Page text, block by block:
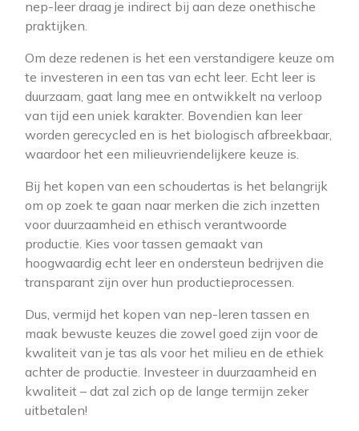
nep-leer draag je indirect bij aan deze onethische
praktijken.
Om deze redenen is het een verstandigere keuze om
te investeren in een tas van echt leer. Echt leer is
duurzaam, gaat lang mee en ontwikkelt na verloop
van tijd een uniek karakter. Bovendien kan leer
worden gerecycled en is het biologisch afbreekbaar,
waardoor het een milieuvriendelijkere keuze is.
Bij het kopen van een schoudertas is het belangrijk
om op zoek te gaan naar merken die zich inzetten
voor duurzaamheid en ethisch verantwoorde
productie. Kies voor tassen gemaakt van
hoogwaardig echt leer en ondersteun bedrijven die
transparant zijn over hun productieprocessen.
Dus, vermijd het kopen van nep-leren tassen en
maak bewuste keuzes die zowel goed zijn voor de
kwaliteit van je tas als voor het milieu en de ethiek
achter de productie. Investeer in duurzaamheid en
kwaliteit – dat zal zich op de lange termijn zeker
uitbetalen!